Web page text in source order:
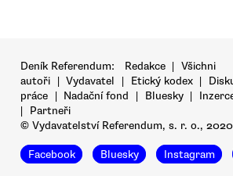
Deník Referendum: Redakce | Všichni
autoři | Vydavatel | Etický kodex |
práce | Nadační fond | Bluesky |
|
Partneři
© Vydavatelství Referendum, s. r. o.,
Facebook Bluesky Instagram